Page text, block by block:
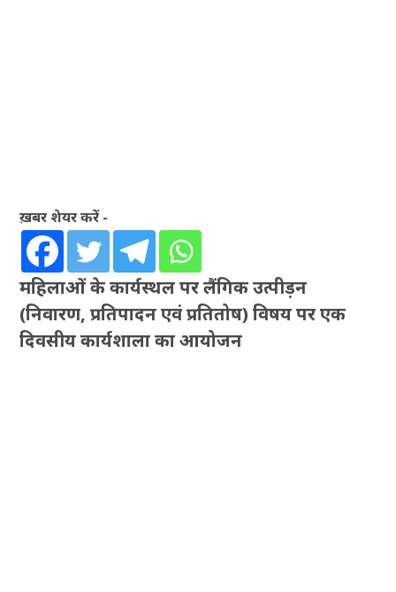
ख़बर शेयर करें -
महिलाओं के कार्यस्थल पर लैंगिक उत्पीड़न
(निवारण, प्रतिपादन एवं प्रतितोष) विषय पर एक
दिवसीय कार्यशाला का आयोजन